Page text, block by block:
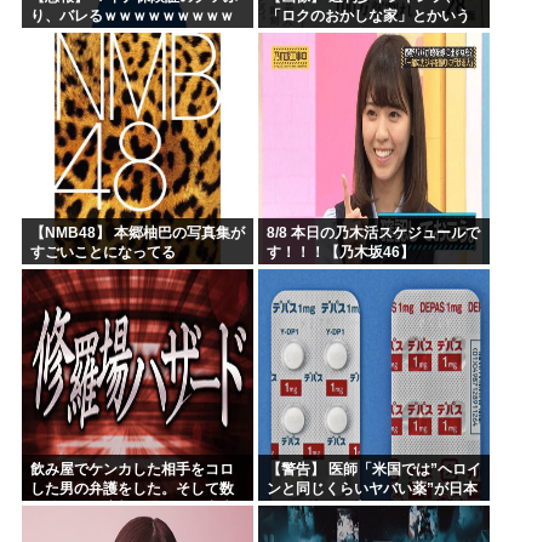
り、バレるｗｗｗｗｗｗｗｗｗ
「ロクのおかしな家」とかいう
微妙な漫画を巻頭カラーにした
せいで100万部切る
【NMB48】 本郷柚巴の写真集が
すごいことになってる
8/8 本日の乃木活スケジュールで
す！！！【乃木坂46】
飲み屋でケンカした相手をコロ
した男の弁護をした。そして数
年後、因果応報を思わせる出来
【警告】 医師「米国では”ヘロイ
ンと同じくらいヤバい薬”が日本
では平気で処方されてる」